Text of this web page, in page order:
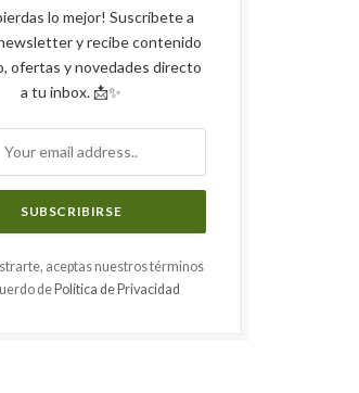
lo mejor! Suscríbete a
y recibe contenido
ofertas y novedades directo
a tu inbox. 📩✨
aceptas nuestros términos
de Política de Privacidad